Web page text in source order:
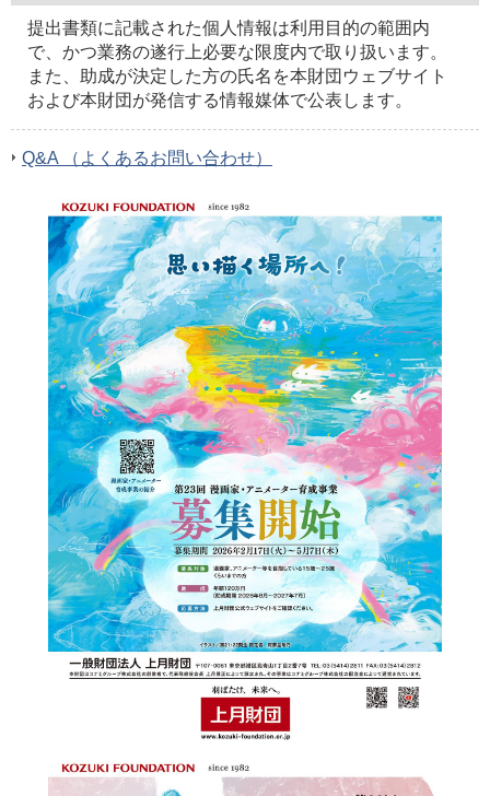
提出書類に記載された個人情報は利用目的の範囲内
で、かつ業務の遂行上必要な限度内で取り扱います。
また、助成が決定した方の氏名を本財団ウェブサイト
および本財団が発信する情報媒体で公表します。
Q&A （よくあるお問い合わせ）